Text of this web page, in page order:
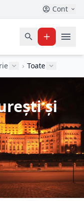
Cont
› Toate
și